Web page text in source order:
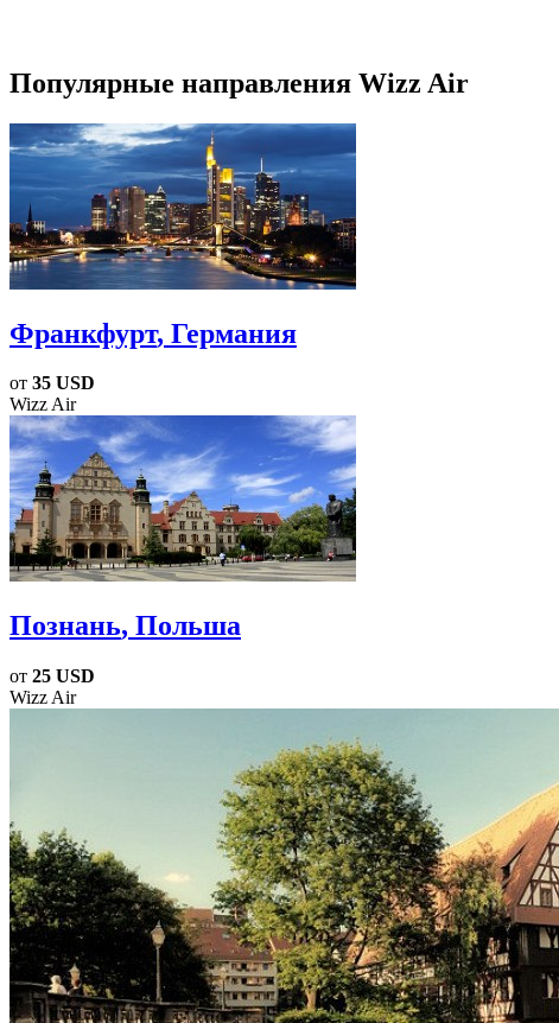
Популярные направления Wizz Air
Франкфурт, Германия
от 35 USD
Wizz Air
Познань, Польша
от 25 USD
Wizz Air